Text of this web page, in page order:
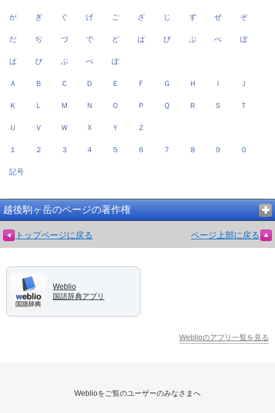
が ぎ ぐ げ ご ざ じ ず ぜ ぞ
だ ぢ づ で ど ば び ぶ べ ぼ
ぱ ぴ ぷ ぺ ぽ
Ａ Ｂ Ｃ Ｄ Ｅ Ｆ Ｇ Ｈ Ｉ Ｊ
Ｋ Ｌ Ｍ Ｎ Ｏ Ｐ Ｑ Ｒ Ｓ Ｔ
Ｕ Ｖ Ｗ Ｘ Ｙ Ｚ
１ ２ ３ ４ ５ ６ ７ ８ ９ ０
記号
越後駒ヶ岳のページの著作権
トップページに戻る ページ上部に戻る
Weblio
国語辞典アプリ
Weblioのアプリ一覧を見る
Weblioをご覧のユーザーのみなさまへ